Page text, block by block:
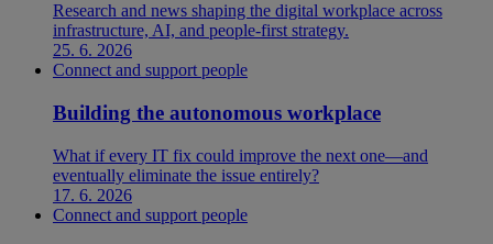
Research and news shaping the digital workplace across
infrastructure, AI, and people-first strategy.
25. 6. 2026
Connect and support people
Building the autonomous workplace
What if every IT fix could improve the next one—and
eventually eliminate the issue entirely?
17. 6. 2026
Connect and support people